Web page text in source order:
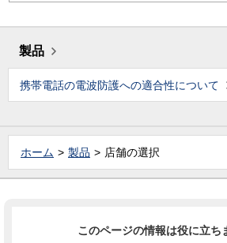
製品
携帯電話の電波防護への適合性について
ホーム 製品 店舗の選択
このページの情報は役に立ち